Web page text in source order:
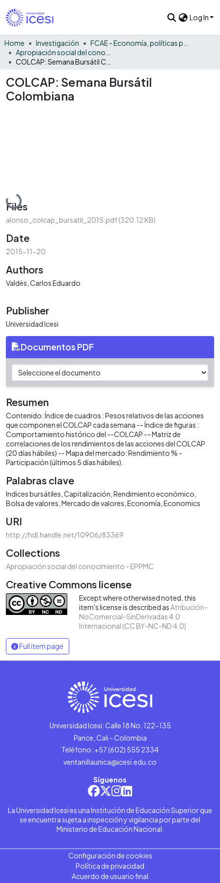
Log In
Home Investigación
COLCAP: Semana Bursátil
Colombiana
Loading...
Files
alonso_colcap_bursatil_2015.pdf(320.12 KB)
Date
2015-11-20
Authors
Valdés, Carlos Eduardo
Publisher
Universidad Icesi
Documentos PDF
Resumen
Contenido: Índice de cuadros : Pesos relativos de las acciones
que componen el COLCAP cada semana -- Índice de figuras :
Comportamiento histórico del --COLCAP -- Matriz de
correlaciones de los rendimientos de las acciones del COLCAP
(20 días hábiles) -- Mapa del mercado: Rendimiento % -
Participación (últimos 5 días hábiles).
Palabras clave
Indices bursátiles Capitalización Rendimiento económico
Bolsa de valores Mercado de valores Economía Economics
URI
http://hdl.handle.net/10906/83369
Collections
Apropiación social del conocimiento - EPPMC
Creative Commons license
Except where otherwised noted, this
item's license is described asAtribución-
NoComercial-SinDerivadas 4.0
Internacional (CC BY-NC-ND 4.0)
Full item page
Universidad Icesi: Calle 18 No. 122-135
Pance, Cali - Colombia
Teléfono: +57 (602) 555 2334
ventanillaunica@icesi.edu.co
Síguenos
La Universidad Icesi es una Institución de Educación Superior que
se encuentra sujeta a inspección y vigilancia por parte del
Ministerio de Educación Nacional.
Configuración de cookies
Política de privacidad
Acuerdo de usuario final